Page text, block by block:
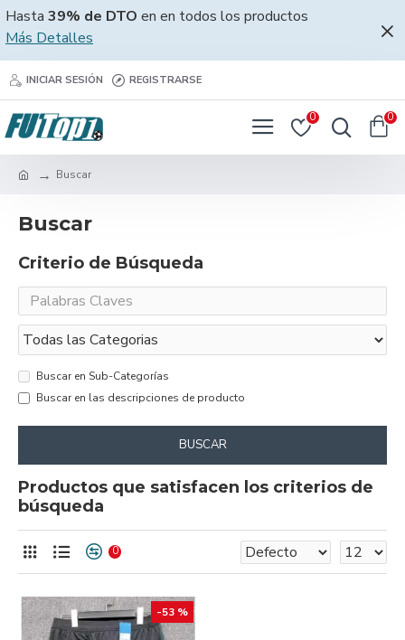
Hasta 39% de DTO en en todos los productos
Más Detalles
INICIAR SESIÓN REGISTRARSE
0 0
Buscar
Buscar
Criterio de Búsqueda
Buscar en Sub-Categorías
Buscar en las descripciones de producto
BUSCAR
Productos que satisfacen los criterios de
búsqueda
0
-53 %